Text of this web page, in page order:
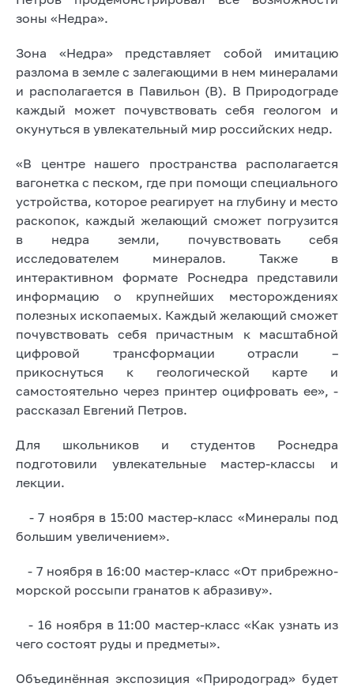
зоны «Недра».
Зона «Недра» представляет собой имитацию
разлома в земле с залегающими в нем минералами
и располагается в Павильон (В). В Природограде
каждый может почувствовать себя геологом и
окунуться в увлекательный мир российских недр.
«В центре нашего пространства располагается
вагонетка с песком, где при помощи специального
устройства, которое реагирует на глубину и место
раскопок, каждый желающий сможет погрузится
в недра земли, почувствовать себя
исследователем минералов. Также в
интерактивном формате Роснедра представили
информацию о крупнейших месторождениях
полезных ископаемых. Каждый желающий сможет
почувствовать себя причастным к масштабной
цифровой трансформации отрасли –
прикоснуться к геологической карте и
самостоятельно через принтер оцифровать ее», -
рассказал Евгений Петров.
Для школьников и студентов Роснедра
подготовили увлекательные мастер-классы и
лекции.
- 7 ноября в 15:00 мастер-класс «Минералы под
большим увеличением».
- 7 ноября в 16:00 мастер-класс «От прибрежно-
морской россыпи гранатов к абразиву».
- 16 ноября в 11:00 мастер-класс «Как узнать из
чего состоят руды и предметы».
Объединённая экспозиция «Природоград» будет